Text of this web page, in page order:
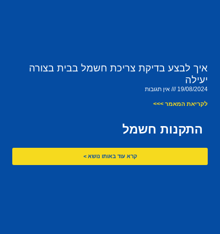
איך לבצע בדיקת צריכת חשמל בבית בצורה
יעילה
19/08/2024 אין תגובות
לקריאת המאמר >>>
התקנות חשמל
קרא עוד באותו נושא >